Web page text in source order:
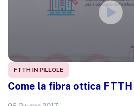
FTTH IN PILLOLE
Come la fibra ottica FTTH